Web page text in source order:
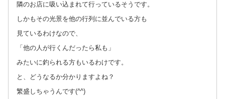
隣のお店に吸い込まれて行っているそうです。
しかもその光景を他の行列に並んでいる方も
見ているわけなので、
「他の人が行くんだったら私も」
みたいに釣られる方もいるわけです。
と、どうなるか分かりますよね？
繁盛しちゃうんです(^^)